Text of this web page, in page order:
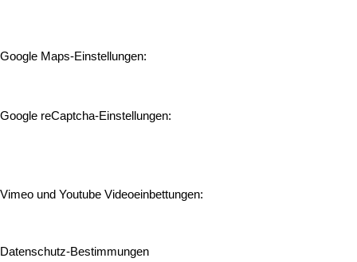
Google Maps-Einstellungen:
Google reCaptcha-Einstellungen:
Vimeo und Youtube Videoeinbettungen:
Datenschutz-Bestimmungen